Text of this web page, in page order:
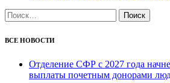
Найти:
ВСЕ НОВОСТИ
Отделение СФР с 2027 года
выплаты почетным донорами